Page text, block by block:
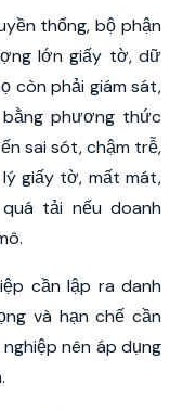
thống, bộ phận
lớn giấy tờ, dữ
còn phải giám sát,
phương thức
sai sót, chậm trễ,
giấy tờ, mất mát,
tải nếu doanh
cần lập ra danh
và hạn chế cần
nên áp dụng